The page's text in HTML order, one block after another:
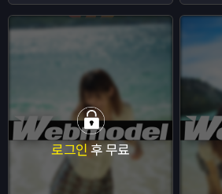
로그인후 무료